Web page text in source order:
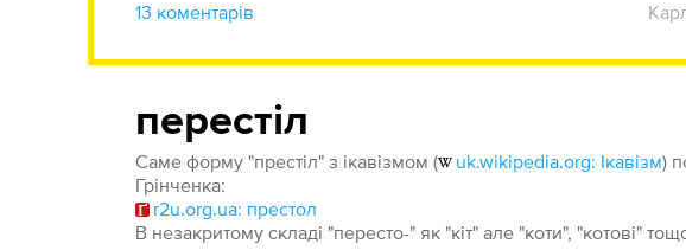
13 коментарів
перестіл
Саме форму "престіл" з ікавізмом ( uk.wikipedia.org: Ікавізм)
Грінченка:
r2u.org.ua: престол
В незакритому складі "пересто-" як "кіт" але "коти", "котові"